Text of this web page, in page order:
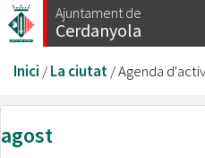
Vés
al
Ajuntament de
Cerdanyola
Esteu
aquí
Inici /La ciutat/Agenda
agost